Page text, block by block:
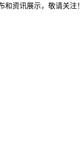
资讯展示，敬请关注！